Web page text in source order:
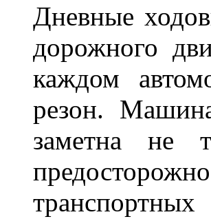
Дневные
дорожного
каждом
резон.
заметна не